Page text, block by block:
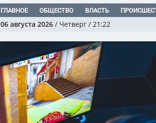
ГЛАВНОЕ ОБЩЕСТВО ВЛАСТЬ
06 августа 2026 / Четверг / 21:22